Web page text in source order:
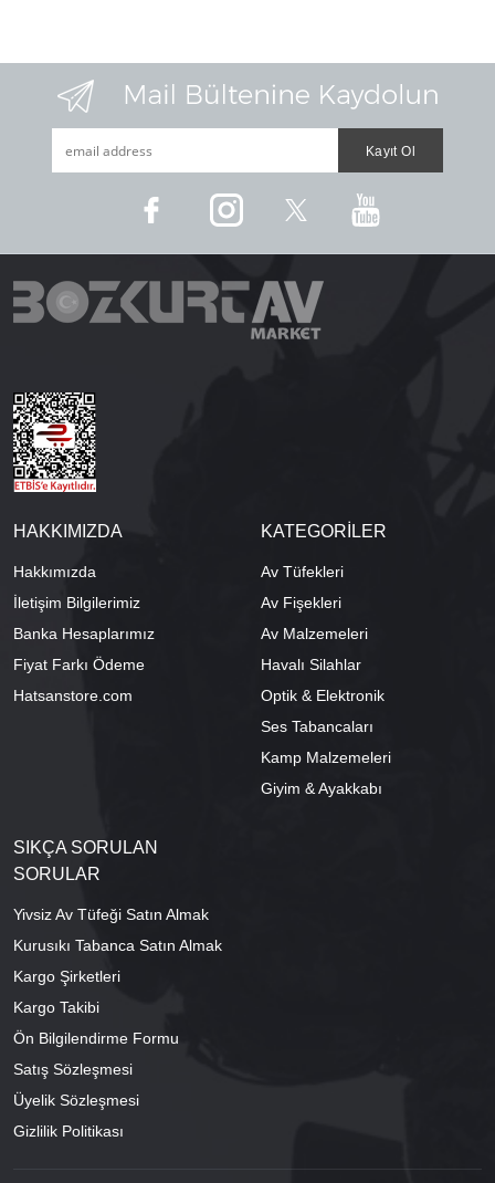
HAKKIMIZDA
Hakkımızda
İletişim Bilgilerimiz
Banka Hesaplarımız
Fiyat Farkı Ödeme
Hatsanstore.com
KATEGORİLER
Av Tüfekleri
Av Fişekleri
Av Malzemeleri
Havalı Silahlar
Optik & Elektronik
Ses Tabancaları
Kamp Malzemeleri
Giyim & Ayakkabı
SIKÇA SORULAN
SORULAR
Yivsiz Av Tüfeği Satın Almak
Kurusıkı Tabanca Satın Almak
Kargo Şirketleri
Kargo Takibi
Ön Bilgilendirme Formu
Satış Sözleşmesi
Üyelik Sözleşmesi
Gizlilik Politikası